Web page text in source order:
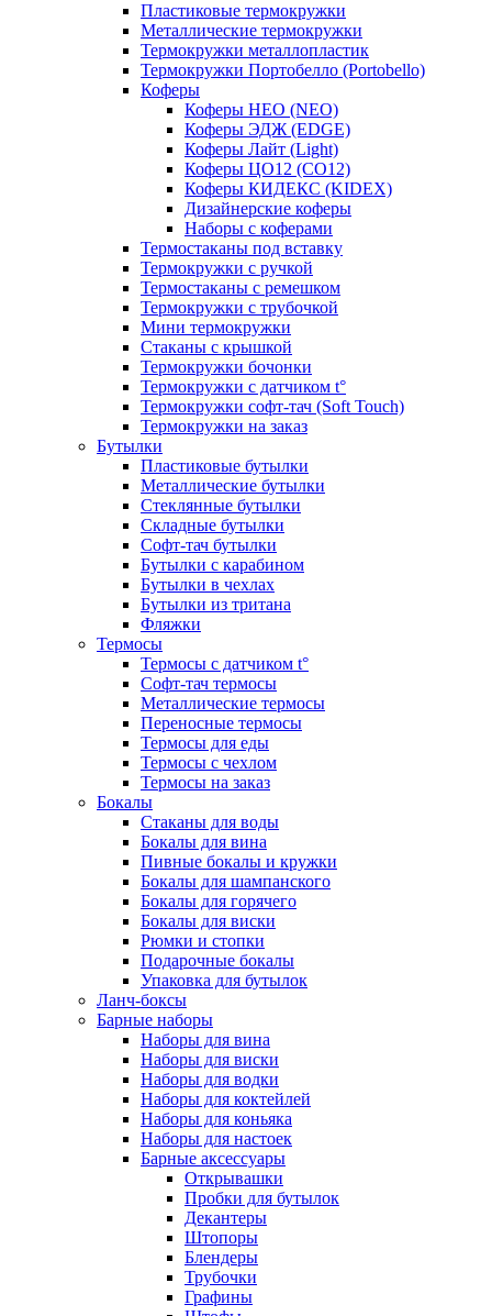
Пластиковые термокружки
Металлические термокружки
Термокружки металлопластик
Термокружки Портобелло (Portobello)
Коферы
Коферы НЕО (NEO)
Коферы ЭДЖ (EDGE)
Коферы Лайт (Light)
Коферы ЦО12 (CO12)
Коферы КИДЕКС (KIDEX)
Дизайнерские коферы
Наборы с коферами
Термостаканы под вставку
Термокружки с ручкой
Термостаканы с ремешком
Термокружки с трубочкой
Мини термокружки
Стаканы с крышкой
Термокружки бочонки
Термокружки с датчиком t°
Термокружки софт-тач (Soft Touch)
Термокружки на заказ
Бутылки
Пластиковые бутылки
Металлические бутылки
Стеклянные бутылки
Складные бутылки
Софт-тач бутылки
Бутылки с карабином
Бутылки в чехлах
Бутылки из тритана
Фляжки
Термосы
Термосы с датчиком t°
Софт-тач термосы
Металлические термосы
Переносные термосы
Термосы для еды
Термосы с чехлом
Термосы на заказ
Бокалы
Стаканы для воды
Бокалы для вина
Пивные бокалы и кружки
Бокалы для шампанского
Бокалы для горячего
Бокалы для виски
Рюмки и стопки
Подарочные бокалы
Упаковка для бутылок
Ланч-боксы
Барные наборы
Наборы для вина
Наборы для виски
Наборы для водки
Наборы для коктейлей
Наборы для коньяка
Наборы для настоек
Барные аксессуары
Открывашки
Пробки для бутылок
Декантеры
Штопоры
Блендеры
Трубочки
Графины